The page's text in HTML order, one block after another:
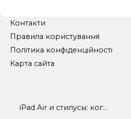
Контакти
Правила користування
Політика конфіденційності
Карта сайта
iРad Аir и стилусы: ког...